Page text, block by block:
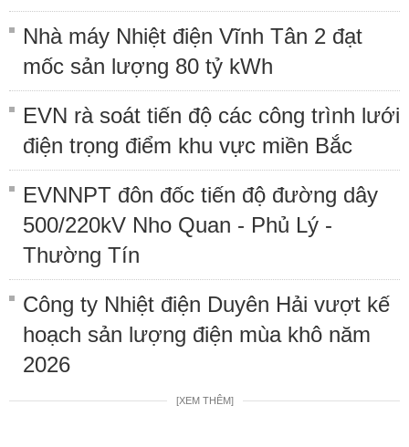
Nhà máy Nhiệt điện Vĩnh Tân 2 đạt
mốc sản lượng 80 tỷ kWh
EVN rà soát tiến độ các công trình lưới
điện trọng điểm khu vực miền Bắc
EVNNPT đôn đốc tiến độ đường dây
500/220kV Nho Quan - Phủ Lý -
Thường Tín
Công ty Nhiệt điện Duyên Hải vượt kế
hoạch sản lượng điện mùa khô năm
2026
[XEM THÊM]